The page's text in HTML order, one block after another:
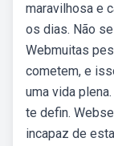
maravilhosa e
os dias. Não
Webmuitas
cometem, e
uma vida
te defin.
incapaz de